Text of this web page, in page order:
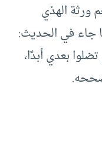
ورثة الهدْي
جاء في الحديث:
بعدي أبدًا،